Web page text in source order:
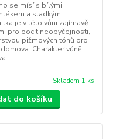
se mísí s bílými
a sladkým
je v této vůni zajímavě
pro pocit neobyčejnosti,
pižmových tónů pro
Charakter vůně:
Skladem 1 ks
do košíku